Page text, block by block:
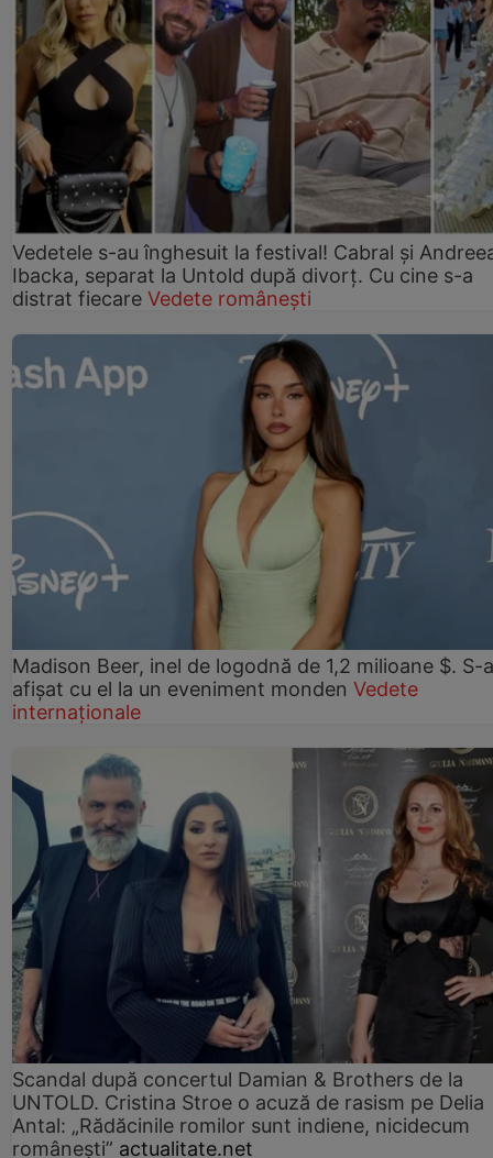
Vedetele s-au înghesuit la festival! Cabral și
Ibacka, separat la Untold după divorț. Cu cine s-a
distrat fiecare Vedete românești
Madison Beer, inel de logodnă de 1,2 milioane $. S-a
afișat cu el la un eveniment monden Vedete
internaționale
Scandal după concertul Damian & Brothers de la
UNTOLD. Cristina Stroe o acuză de rasism pe Delia
Antal: „Rădăcinile romilor sunt indiene, nicidecum
românești” actualitate.net